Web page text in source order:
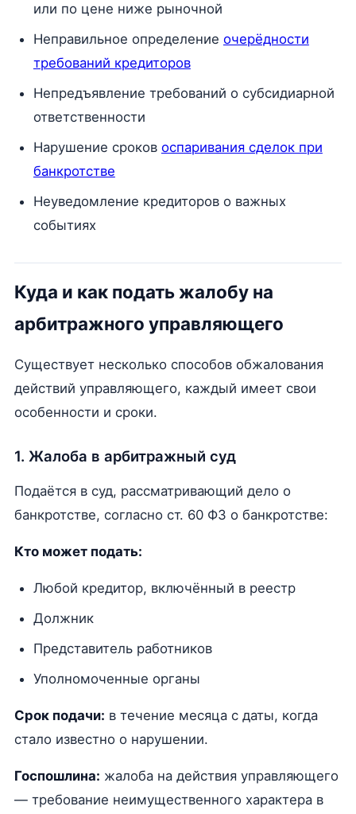
или по цене ниже рыночной
Неправильное определение очерёдности
требований кредиторов
Непредъявление требований о субсидиарной
ответственности
Нарушение сроков оспаривания сделок при
банкротстве
Неуведомление кредиторов о важных
событиях
Куда и как подать жалобу на
арбитражного управляющего
Существует несколько способов обжалования
действий управляющего, каждый имеет свои
особенности и сроки.
1. Жалоба в арбитражный суд
Подаётся в суд, рассматривающий дело о
банкротстве, согласно ст. 60 ФЗ о банкротстве:
Кто может подать:
Любой кредитор, включённый в реестр
Должник
Представитель работников
Уполномоченные органы
Срок подачи: в течение месяца с даты, когда
стало известно о нарушении.
Госпошлина: жалоба на действия управляющего
— требование неимущественного характера в